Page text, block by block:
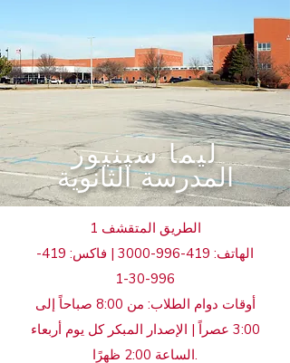
ليما سينيور
المدرسة الثانوية
1 الطريق المتقشف
الهاتف: 419-996-3000 | فاكس:
419-
996-30-1
أوقات دوام الطلاب: من 8:00 صباحاً إلى
3:00 عصراً | الإصدار المبكر كل يوم أربعاء
الساعة 2:00 ظهرًا.